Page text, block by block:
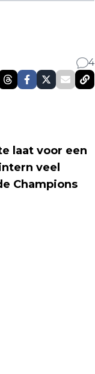
4
laat voor een
veel
Champions